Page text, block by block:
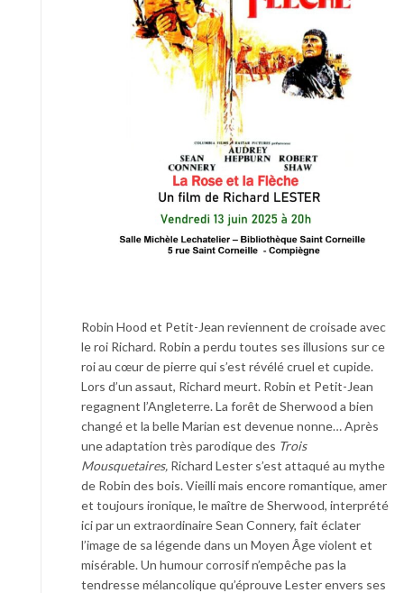
Robin Hood et Petit-Jean reviennent de croisade avec
le roi Richard. Robin a perdu toutes ses illusions sur ce
roi au cœur de pierre qui s’est révélé cruel et cupide.
Lors d’un assaut, Richard meurt. Robin et Petit-Jean
regagnent l’Angleterre. La forêt de Sherwood a bien
changé et la belle Marian est devenue nonne… Après
une adaptation très parodique des Trois
Mousquetaires, Richard Lester s’est attaqué au mythe
de Robin des bois. Vieilli mais encore romantique, amer
et toujours ironique, le maître de Sherwood, interprété
ici par un extraordinaire Sean Connery, fait éclater
l’image de sa légende dans un Moyen Âge violent et
misérable. Un humour corrosif n’empêche pas la
tendresse mélancolique qu’éprouve Lester envers ses